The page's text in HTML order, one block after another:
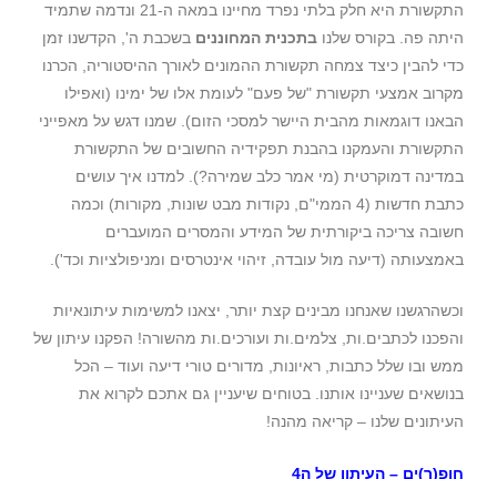
התקשורת היא חלק בלתי נפרד מחיינו במאה ה-21 ונדמה שתמיד
היתה פה. בקורס שלנו בתכנית המחוננים בשכבת ה', הקדשנו זמן
כדי להבין כיצד צמחה תקשורת ההמונים לאורך ההיסטוריה, הכרנו
מקרוב אמצעי תקשורת "של פעם" לעומת אלו של ימינו (ואפילו
הבאנו דוגמאות מהבית היישר למסכי הזום). שמנו דגש על מאפייני
התקשורת והעמקנו בהבנת תפקידיה החשובים של התקשורת
במדינה דמוקרטית (מי אמר כלב שמירה?). למדנו איך עושים
כתבת חדשות (4 הממי"ם, נקודות מבט שונות, מקורות) וכמה
חשובה צריכה ביקורתית של המידע והמסרים המועברים
באמצעותה (דיעה מול עובדה, זיהוי אינטרסים ומניפולציות וכד').
וכשהרגשנו שאנחנו מבינים קצת יותר, יצאנו למשימות עיתונאיות
והפכנו לכתבים.ות, צלמים.ות ועורכים.ות מהשורה! הפקנו עיתון של
ממש ובו שלל כתבות, ראיונות, מדורים טורי דיעה ועוד – הכל
בנושאים שעניינו אותנו. בטוחים שיעניין גם אתכם לקרוא את
העיתונים שלנו – קריאה מהנה!
חופ(ר)ים – העיתון של ה4